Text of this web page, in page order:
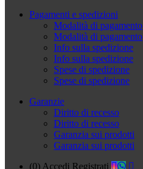
Pagamenti e spedizioni
Modalità di pagamento
Modalità di pagamento
Info sulla spedizione
Info sulla spedizione
Spese di spedizione
Spese di spedizione
Garanzie
Diritto di recesso
Diritto di recesso
Garanzia sui prodotti
Garanzia sui prodotti
(0) Accedi Registrati